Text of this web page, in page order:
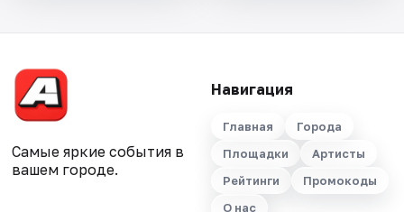
Самые яркие события в
вашем городе.
Навигация
Главная
Города
Площадки
Артисты
Рейтинги
Промокоды
О нас